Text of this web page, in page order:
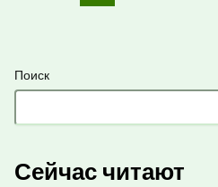
Поиск
Сейчас читают